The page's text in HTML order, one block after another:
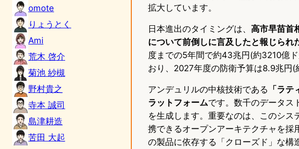
omote
りょうとく
Ami
荒木 啓介
菊池 紗槻
野村貴之
寺本 誠司
島津耕造
苦田 大起
拡大しています。
日本進出のタイミングは、 高市早苗首
について前倒しに言及したと報じられ
度までの5年間で約43兆円(約3210億
おり、2027年度の防衛予算は8.9兆円(
アンデュリルの中核技術である 「ラ
ラットフォームです。数千のデータス
を生成します。重要なのは、このシ
携できるオープンアーキテクチャを採
の製品に依存する「クローズド」な構